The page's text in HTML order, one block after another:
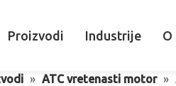
Proizvodi Industrije O
» ATC vretenasti motor »